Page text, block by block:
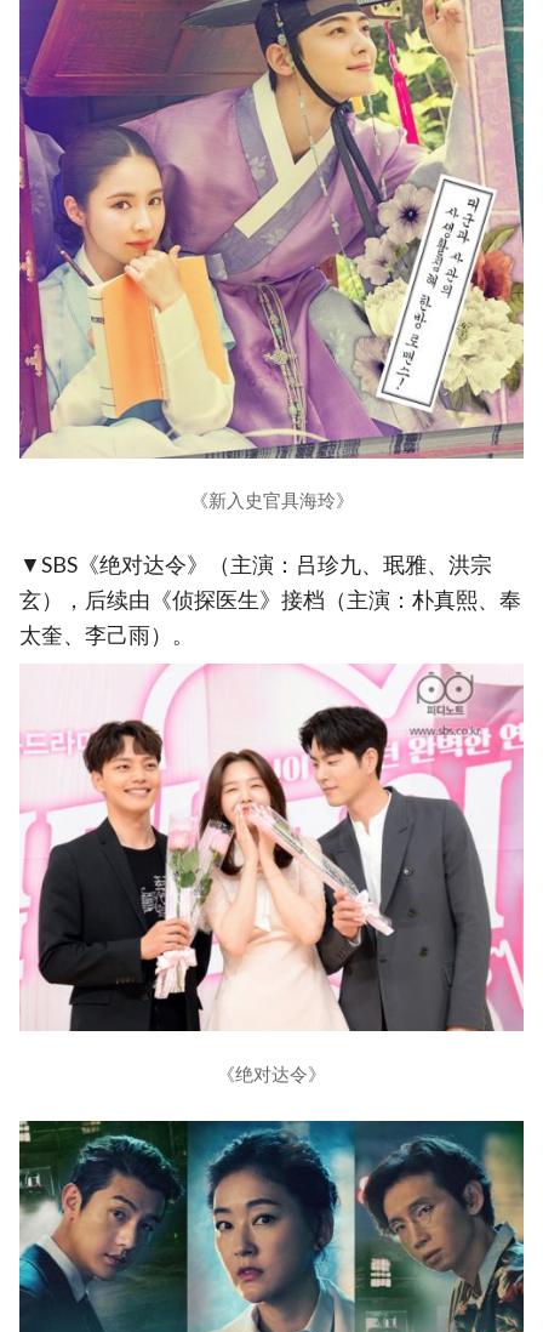
《新入史官具海玲》
▼SBS《绝对达令》（主演：吕珍九、珉雅、洪宗
玄），后续由《侦探医生》接档（主演：朴真熙、奉
太奎、李己雨）。
《绝对达令》